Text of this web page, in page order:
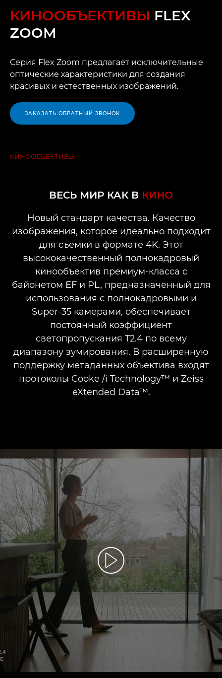
КИНООБЪЕКТИВЫ FLEX
ZOOM
Серия Flex Zoom предлагает исключительные
оптические характеристики для создания
красивых и естественных изображений.
ЗАКАЗАТЬ ОБРАТНЫЙ ЗВОНОК
КИНООБЪЕКТИВЫ
ЛИНЕЙКА FLEX ZOOM
ВЕСЬ МИР КАК В КИНО
Новый стандарт качества. Качество
изображения, которое идеально подходит
для съемки в формате 4K. Этот
высококачественный полнокадровый
кинообъектив премиум-класса с
байонетом EF и PL, предназначенный для
использования с полнокадровыми и
Super-35 камерами, обеспечивает
постоянный коэффициент
светопропускания T2.4 по всему
диапазону зумирования. В расширенную
поддержку метаданных объектива входят
протоколы Cooke /i Technology™ и Zeiss
eXtended Data™.